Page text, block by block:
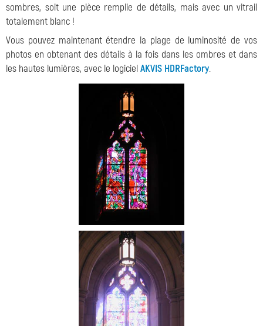
sombres, soit une pièce remplie de détails, mais avec un vitrail
totalement blanc !
Vous pouvez maintenant étendre la plage de luminosité de vos
photos en obtenant des détails à la fois dans les ombres et dans
les hautes lumières, avec le logicielAKVIS HDRFactory.